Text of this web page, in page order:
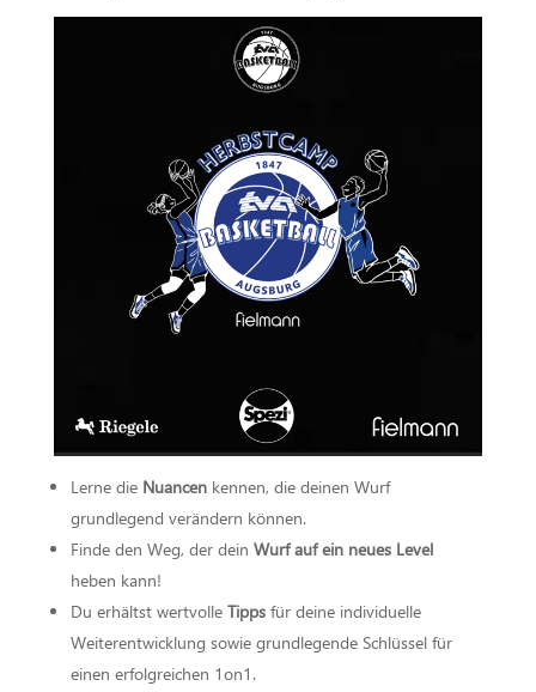
Lerne die Nuancenkennen, die deinen Wurf
grundlegend verändern können.
Finde den Weg, der dein Wurf auf ein neues Level
heben kann!
Du erhältst wertvolle Tippsfür deine individuelle
Weiterentwicklung sowie grundlegende Schlüssel für
einen erfolgreichen 1on1.